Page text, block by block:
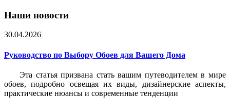
Наши новости
30.04.2026
Руководство по Выбору Обоев для Вашего Дома
Эта статья призвана стать вашим путеводителем в мире
обоев, подробно освещая их виды, дизайнерские аспекты,
практические нюансы и современные тенденции